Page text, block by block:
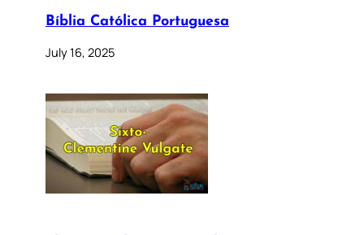
Bíblia Católica Portuguesa
July 16, 2025